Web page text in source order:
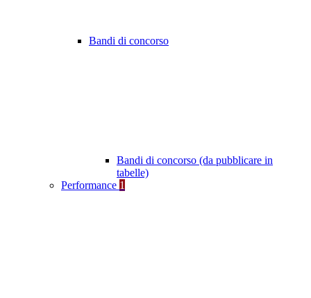
Bandi di concorso
Bandi di concorso (da pubblicare in
tabelle)
Performance 1